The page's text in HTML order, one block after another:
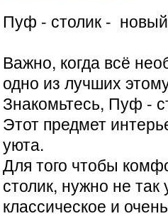
Пуф - столик -
Важно, когда всё
одно из лучших
Знакомьтесь, Пуф -
Этот предмет
уюта.
Для того чтобы
столик, нужно не
классическое и